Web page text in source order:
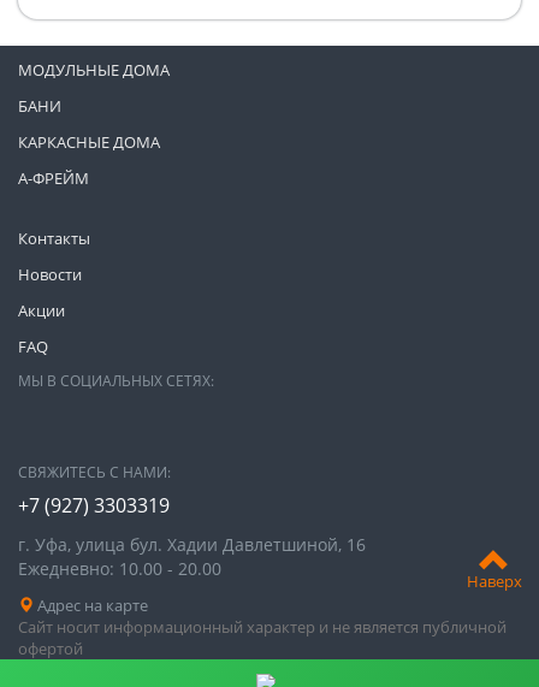
Наверх
Контакты
Новости
Акции
FAQ
МОДУЛЬНЫЕ ДОМА
БАНИ
КАРКАСНЫЕ ДОМА
А-ФРЕЙМ
МЫ В СОЦИАЛЬНЫХ СЕТЯХ:
СВЯЖИТЕСЬ С НАМИ:
+7 (927) 3303319
г. Уфа, улица бул. Хадии Давлетшиной, 16
Ежедневно: 10.00 - 20.00
Адрес на карте
Сайт носит информационный характер и не является публичной
офертой